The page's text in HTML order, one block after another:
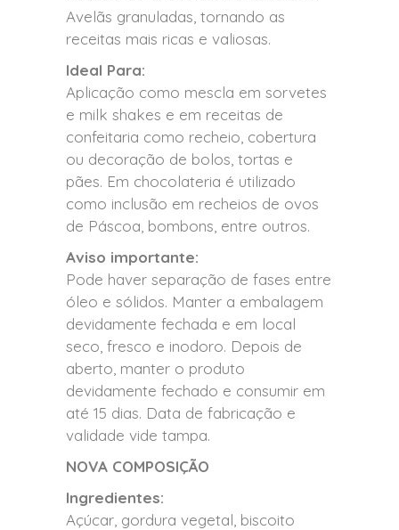
Avelãs granuladas, tornando as
receitas mais ricas e valiosas.
Ideal Para:
Aplicação como mescla em sorvetes
e milk shakes e em receitas de
confeitaria como recheio, cobertura
ou decoração de bolos, tortas e
pães. Em chocolateria é utilizado
como inclusão em recheios de ovos
de Páscoa, bombons, entre outros.
Aviso importante:
Pode haver separação de fases entre
óleo e sólidos. Manter a embalagem
devidamente fechada e em local
seco, fresco e inodoro. Depois de
aberto, manter o produto
devidamente fechado e consumir em
até 15 dias. Data de fabricação e
validade vide tampa.
NOVA COMPOSIÇÃO
Ingredientes:
Açúcar, gordura vegetal, biscoito